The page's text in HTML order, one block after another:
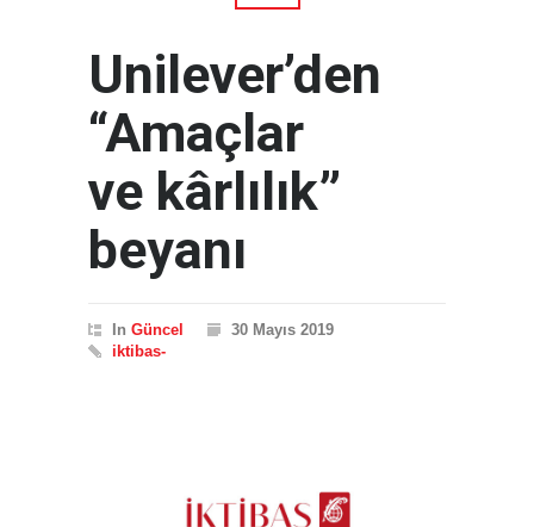
Unilever’den
“Amaçlar
ve kârlılık”
beyanı
In Güncel
30 Mayıs 2019
iktibas-